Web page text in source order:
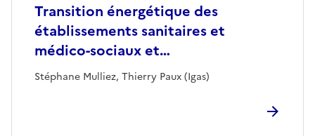
Transition énergétique des
établissements sanitaires et
médico-sociaux et…
Stéphane Mulliez, Thierry Paux (Igas)